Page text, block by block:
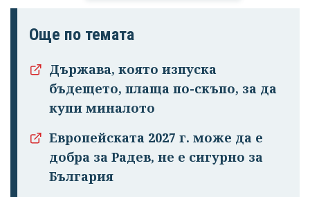
Още по темата
Държава, която изпуска
бъдещето, плаща по-скъпо, за да
купи миналото
Европейската 2027 г. може да е
добра за Радев, не е сигурно за
България